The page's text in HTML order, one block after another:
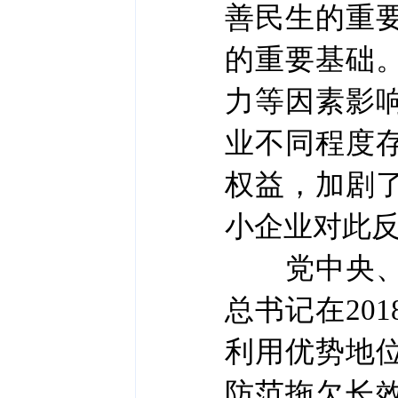
善民生的重
的重要基础
力等因素影
业不同程度
权益，加剧
小企业对此
党中央、
总书记在
利用优势地